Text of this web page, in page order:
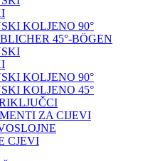
KOLJENO 90°
45°-BÖGEN
KOLJENO 90°
KOLJENO 45°
ZA CIJEVI
CJEVI